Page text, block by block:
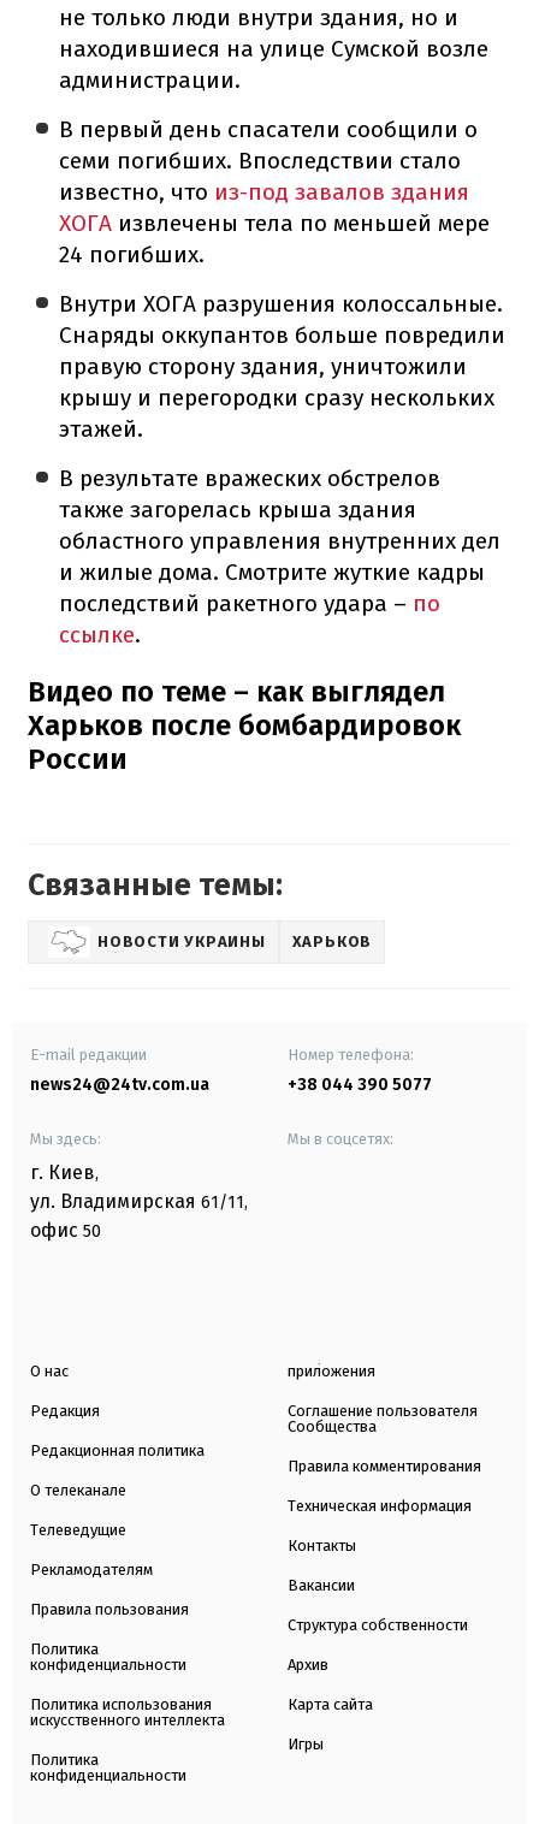
не только люди внутри здания, но и
находившиеся на улице Сумской возле
администрации.
В первый день спасатели сообщили о
семи погибших. Впоследствии стало
известно, что из-под завалов здания
ХОГА извлечены тела по меньшей мере
24 погибших.
Внутри ХОГА разрушения колоссальные.
Снаряды оккупантов больше повредили
правую сторону здания, уничтожили
крышу и перегородки сразу нескольких
этажей.
В результате вражеских обстрелов
также загорелась крыша здания
областного управления внутренних дел
и жилые дома. Смотрите жуткие кадры
последствий ракетного удара – по
ссылке.
Видео по теме – как выглядел
Харьков после бомбардировок
России
Связанные темы:
НОВОСТИ УКРАИНЫ ХАРЬКОВ
E-mail редакции
news24@24tv.com.ua
Номер телефона:
+38 044 390 5077
Мы здесь:
г. Киев,
ул. Владимирская 61/11,
офис 50
Мы в соцсетях:
О нас
Редакция
Редакционная политика
О телеканале
Телеведущие
Рекламодателям
Правила пользования
Политика
конфиденциальности
Политика использования
искусственного интеллекта
Политика
конфиденциальности
приложения
Соглашение пользователя
Сообщества
Правила комментирования
Техническая информация
Контакты
Вакансии
Структура собственности
Архив
Карта сайта
Игры